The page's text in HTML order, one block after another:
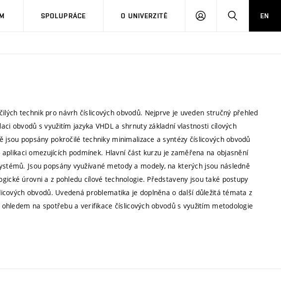
SPOLUPRÁCE O UNIVERZITĚ
PŘIHLÁSIT HLEDATEN
technik pro návrh číslicových obvodů. Nejprve je uveden stručný přehled
obvodů s využitím jazyka VHDL a shrnuty základní vlastnosti cílových
jsou popsány pokročilé techniky minimalizace a syntézy číslicových obvodů
omezujících podmínek. Hlavní část kurzu je zaměřena na objasnění
Jsou popsány využívané metody a modely, na kterých jsou následně
úrovni a z pohledu cílové technologie. Představeny jsou také postupy
obvodů. Uvedená problematika je doplněna o další důležitá témata z
na spotřebu a verifikace číslicových obvodů s využitím metodologie